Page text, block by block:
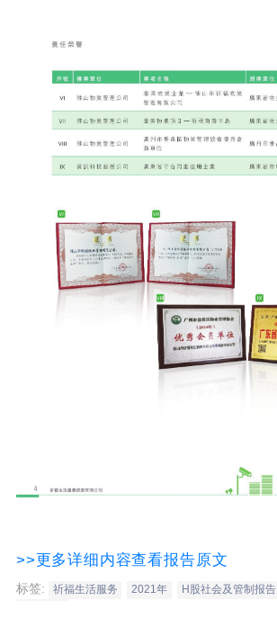
>>更多详细内容查看报告原文
标签: 祈福生活服务 2021年
H股社会及管制报告